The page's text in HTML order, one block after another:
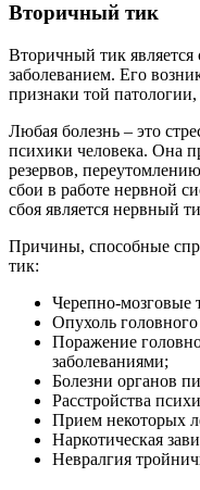
Вторичный тик
Вторичный тик
заболеванием. Его
признаки той
Любая болезнь – это
психики человека. Она
резервов,
сбои в работе нервной
сбоя является нервный
Причины, способные
тик:
Черепно-мозговые
Опухоль головного
Поражение
заболеваниями;
Болезни органов
Расстройства
Прием некоторых
Наркотическая
Невралгия